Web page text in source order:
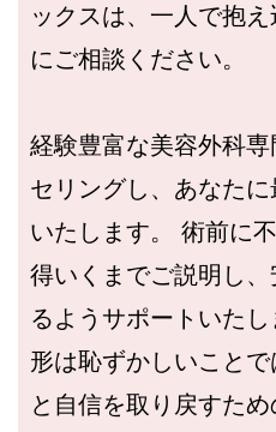
ックスは、一人で抱
にご相談ください。
経験豊富な美容外科
セリングし、あなた
いたします。 術前に
得いくまでご説明し
るようサポートいた
形は恥ずかしいこと
と自信を取り戻すた